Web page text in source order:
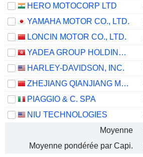
HERO MOTOCORP LTD
YAMAHA MOTOR CO., LTD.
LONCIN MOTOR CO., LTD.
YADEA GROUP HOLDINGS LTD.
HARLEY-DAVIDSON, INC.
ZHEJIANG QIANJIANG MOTORCYCLE CO., LTD.
PIAGGIO & C. SPA
NIU TECHNOLOGIES
Moyenne
Moyenne pondérée par Capi.